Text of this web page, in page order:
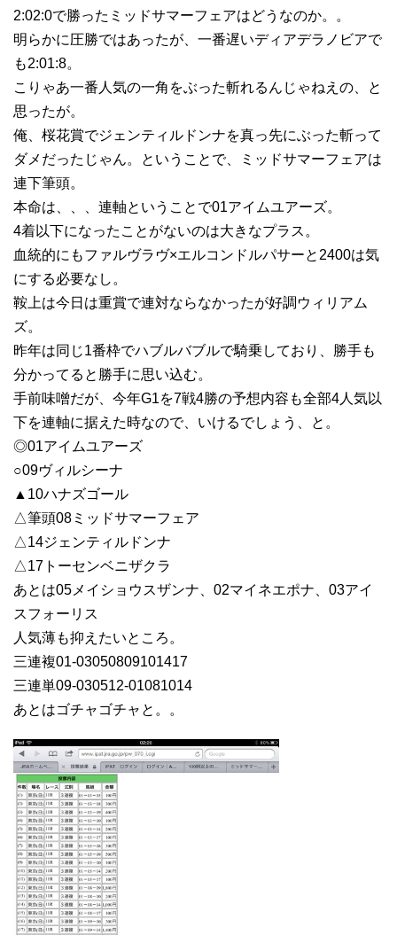
2:02:0で勝ったミッドサマーフェアはどうなのか。。
明らかに圧勝ではあったが、一番遅いディアデラノビアで
も2:01:8。
こりゃあ一番人気の一角をぶった斬れるんじゃねえの、と
思ったが。
俺、桜花賞でジェンティルドンナを真っ先にぶった斬って
ダメだったじゃん。ということで、ミッドサマーフェアは
連下筆頭。
本命は、、、連軸ということで01アイムユアーズ。
4着以下になったことがないのは大きなプラス。
血統的にもファルヴラヴ×エルコンドルパサーと2400は気
にする必要なし。
鞍上は今日は重賞で連対ならなかったが好調ウィリアム
ズ。
昨年は同じ1番枠でハブルバブルで騎乗しており、勝手も
分かってると勝手に思い込む。
手前味噌だが、今年G1を7戦4勝の予想内容も全部4人気以
下を連軸に据えた時なので、いけるでしょう、と。
◎01アイムユアーズ
○09ヴィルシーナ
▲10ハナズゴール
△筆頭08ミッドサマーフェア
△14ジェンティルドンナ
△17トーセンベニザクラ
あとは05メイショウスザンナ、02マイネエポナ、03アイ
スフォーリス
人気薄も抑えたいところ。
三連複01-03050809101417
三連単09-030512-01081014
あとはゴチャゴチャと。。